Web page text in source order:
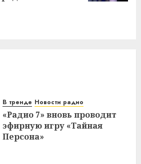
В тренде Новости радио
«Радио 7» вновь проводит
эфирную игру «Тайная
Персона»